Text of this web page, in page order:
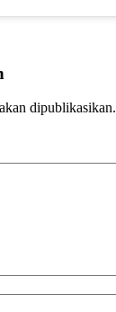
dipublikasikan.